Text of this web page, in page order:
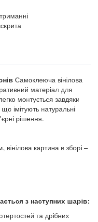
Самоклеюча вінілова
матеріал для
монтується завдяки
імітують натуральні
рішення.
картина в зборі –
з наступних шарів:
та дрібних